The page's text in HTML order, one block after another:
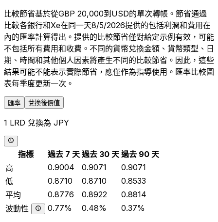
比較節省基於從GBP 20,000到USD的單次轉帳。節省通過
比較各銀行和Xe在同一天8/5/2026提供的包括利潤和費用在
內的匯率計算得出。提供的比較節省僅對給定示例有效，可能
不包括所有費用和收費。不同的貨幣兌換金額、貨幣類型、日
期、時間和其他個人因素將產生不同的比較節省。因此，這些
結果可能不能表示實際節省，應僅作為指導使用。匯率比較圖
表每季度更新一次。
匯率 兌換後價值
1 LRD 兌換為 JPY
指標 過去 7 天 過去 30 天 過去 90 天
高
0.9004 0.9071
0.9071
低
0.8710 0.8710
0.8533
平均
0.8776 0.8922
0.8814
波動性
0.77% 0.48% 0.37%